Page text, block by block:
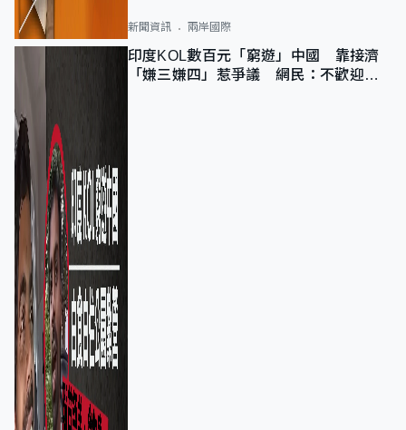
新聞資訊 兩岸國際
印度KOL數百元「窮遊」中國 靠接濟
「嫌三嫌四」惹爭議 網民：不歡迎劣